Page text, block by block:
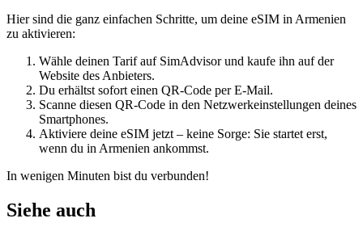
Hier sind die ganz einfachen Schritte, um deine eSIM in Armenien
zu aktivieren:
Wähle deinen Tarif auf SimAdvisor und kaufe ihn auf der
Website des Anbieters.
Du erhältst sofort einen QR-Code per E-Mail.
Scanne diesen QR-Code in den Netzwerkeinstellungen deines
Smartphones.
Aktiviere deine eSIM jetzt – keine Sorge: Sie startet erst,
wenn du in Armenien ankommst.
In wenigen Minuten bist du verbunden!
Siehe auch